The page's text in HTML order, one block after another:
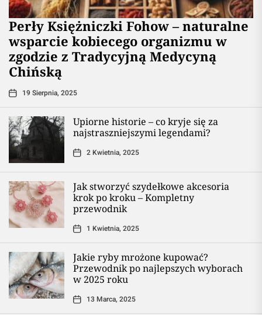
Perły Księżniczki Fohow – naturalne
wsparcie kobiecego organizmu w
zgodzie z Tradycyjną Medycyną
Chińską
19 Sierpnia, 2025
Upiorne historie – co kryje się za
najstraszniejszymi legendami?
2 Kwietnia, 2025
Jak stworzyć szydełkowe akcesoria
krok po kroku – Kompletny
przewodnik
1 Kwietnia, 2025
Jakie ryby mrożone kupować?
Przewodnik po najlepszych wyborach
w 2025 roku
13 Marca, 2025